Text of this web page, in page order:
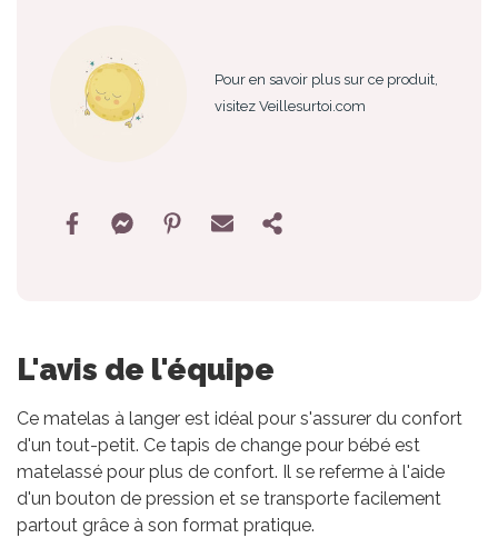
Pour en savoir plus sur ce produit,
visitez Veillesurtoi.com
L'avis de l'équipe
Ce matelas à langer est idéal pour s'assurer du confort
d'un tout-petit. Ce tapis de change pour bébé est
matelassé pour plus de confort. Il se referme à l'aide
d'un bouton de pression et se transporte facilement
partout grâce à son format pratique.